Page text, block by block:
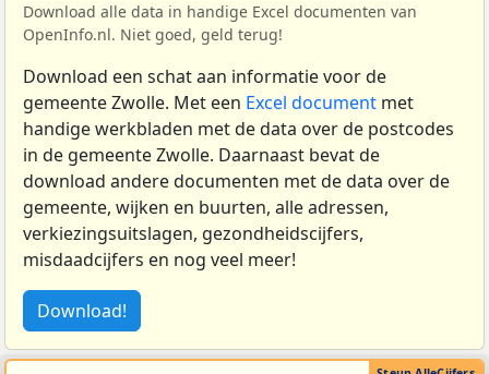
Download alle data in handige Excel documenten van
OpenInfo.nl. Niet goed, geld terug!
Download een schat aan informatie voor de
gemeente Zwolle. Met een Excel document met
handige werkbladen met de data over de postcodes
in de gemeente Zwolle. Daarnaast bevat de
download andere documenten met de data over de
gemeente, wijken en buurten, alle adressen,
verkiezingsuitslagen, gezondheidscijfers,
misdaadcijfers en nog veel meer!
Download!